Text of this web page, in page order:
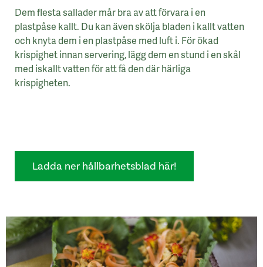
Dem flesta sallader mår bra av att förvara i en
plastpåse kallt. Du kan även skölja bladen i kallt vatten
och knyta dem i en plastpåse med luft i. För ökad
krispighet innan servering, lägg dem en stund i en skål
med iskallt vatten för att få den där härliga
krispigheten.
Ladda ner hållbarhetsblad här!